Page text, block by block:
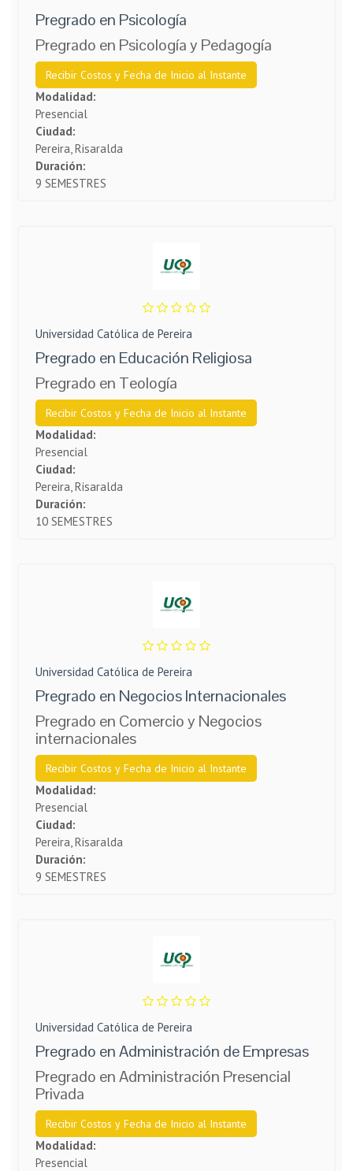
Pregrado en Psicología
Pregrado en Psicología y Pedagogía
Recibir Costos y Fecha de Inicio al Instante
Modalidad:
Presencial
Ciudad:
Pereira, Risaralda
Duración:
9 SEMESTRES
Universidad Católica de Pereira
Pregrado en Educación Religiosa
Pregrado en Teología​
Recibir Costos y Fecha de Inicio al Instante
Modalidad:
Presencial
Ciudad:
Pereira, Risaralda
Duración:
10 SEMESTRES
Universidad Católica de Pereira
Pregrado en Negocios Internacionales
Pregrado en Comercio y Negocios
internacionales
Recibir Costos y Fecha de Inicio al Instante
Modalidad:
Presencial
Ciudad:
Pereira, Risaralda
Duración:
9 SEMESTRES
Universidad Católica de Pereira
Pregrado en Administración de Empresas
Pregrado en Administración Presencial
Privada
Recibir Costos y Fecha de Inicio al Instante
Modalidad:
Presencial